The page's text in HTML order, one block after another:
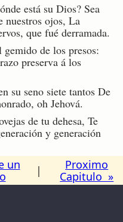
está su Dios? Sea
nuestros ojos, La
que fué derramada.
de los presos:
preserva á los
su seno siete tantos De
oh Jehová.
de tu dehesa, Te
y generación
un
|
Proximo
Capitulo »